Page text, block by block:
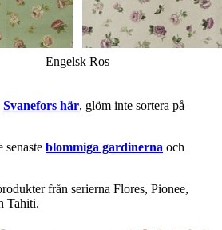
Engelsk Ros
Svanefors här, glöm inte sortera på
blommiga gardinerna och
från serierna Flores, Pionee,
Tahiti.